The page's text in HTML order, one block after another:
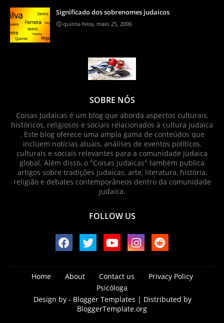
Significado dos sobrenomes judaicos
quinta-feira, maio 25, 2006
SOBRE NÓS
Coisas Judaicas é um blog que aborda aspectos culturais,
históricos, religiosos e sociais relacionados à cultura judaica
. Este blog oferece uma ampla gama de conteúdos que
incluem notícias atuais, análises de eventos políticos,
culturais e sociais relevantes para a comunidade judaica
global. Além disso, o "Coisas Judaicas" também publica
artigos sobre tradições judaicas, arte, literatura, história,
religião e debates contemporâneos dentro da comunidade
judaica.
FOLLOW US
Home About Contact us
Privacy Policy
Psicóloga
Design by - Blogger Templates | Distributed by
BloggerTemplate.org